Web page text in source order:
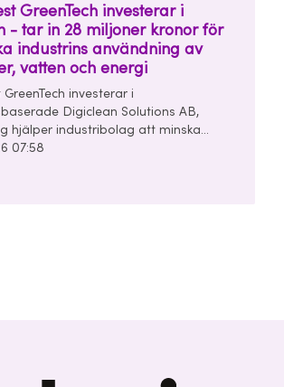
GreenTech investerar i
- tar in 28 miljoner kronor för
industrins användning av
vatten och energi
investerar i
Digiclean Solutions AB,
hjälper industribolag att minska
av kemikalier, vatten och energi i
07:58